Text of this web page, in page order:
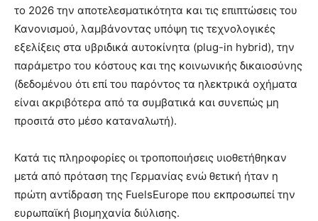
το 2026 την αποτελεσματικότητα και τις επιπτώσεις του
Κανονισμού, λαμβάνοντας υπόψη τις τεχνολογικές
εξελίξεις στα υβριδικά αυτοκίνητα (plug-in hybrid), την
παράμετρο του κόστους και της κοινωνικής δικαιοσύνης
(δεδομένου ότι επί του παρόντος τα ηλεκτρικά οχήματα
είναι ακριβότερα από τα συμβατικά και συνεπώς μη
προσιτά στο μέσο καταναλωτή).
Κατά τις πληροφορίες οι τροποποιήσεις υιοθετήθηκαν
μετά από πρόταση της Γερμανίας ενώ θετική ήταν η
πρώτη αντίδραση της FuelsEurope που εκπροσωπεί την
ευρωπαϊκή βιομηχανία διύλισης.